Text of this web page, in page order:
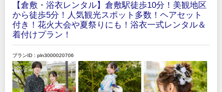
【倉敷・浴衣レンタル】倉敷駅徒歩10分！美観地区
から徒歩5分！人気観光スポット多数！ヘアセット
付き！花火大会や夏祭りにも！浴衣一式レンタル＆
着付けプラン！
プランID：pln3000020706